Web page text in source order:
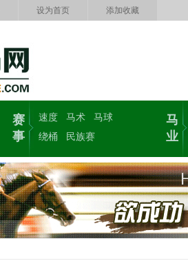
设为首页 添加收藏
赛
事
速度 马术
马球
绕桶
民族赛
马
业